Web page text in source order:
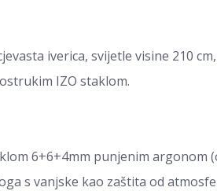
iverica, svijetle visine 210
IZO staklom.
6+6+4mm punjenim
s vanjske kao zaštita od